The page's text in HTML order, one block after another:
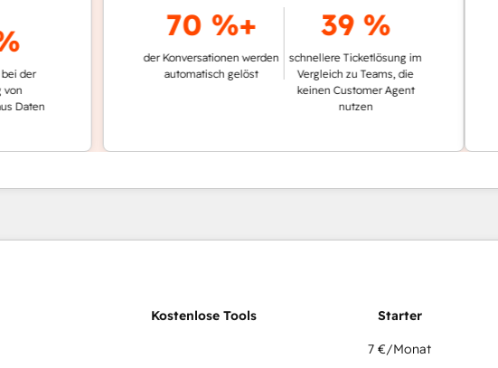
70 %+
der Konversationen werden
automatisch gelöst
39 %
schnellere Ticketlösung im
Vergleich zu Teams, die
keinen Customer Agent
nutzen
7 €/Monat